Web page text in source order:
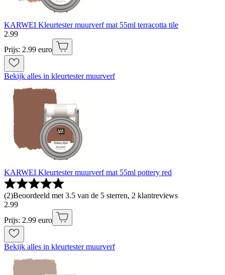
KARWEI Kleurtester muurverf mat 55ml terracotta tile
2.99
Prijs: 2.99 euro
Bekijk alles in kleurtester muurverf
KARWEI Kleurtester muurverf mat 55ml pottery red
(2)Beoordeeld met 3.5 van de 5 sterren, 2 klantreviews
2.99
Prijs: 2.99 euro
Bekijk alles in kleurtester muurverf